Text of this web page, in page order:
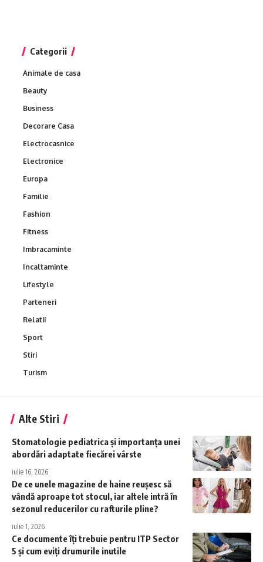
Categorii
Animale de casa
Beauty
Business
Decorare Casa
Electrocasnice
Electronice
Europa
Familie
Fashion
Fitness
Imbracaminte
Incaltaminte
Lifestyle
Parteneri
Relatii
Sport
Stiri
Turism
Alte Stiri
Stomatologie pediatrica și importanța unei
abordări adaptate fiecărei vârste
iulie 16, 2026
De ce unele magazine de haine reușesc să
vândă aproape tot stocul, iar altele intră în
sezonul reducerilor cu rafturile pline?
iulie 1, 2026
Ce documente îți trebuie pentru ITP Sector
5 și cum eviți drumurile inutile